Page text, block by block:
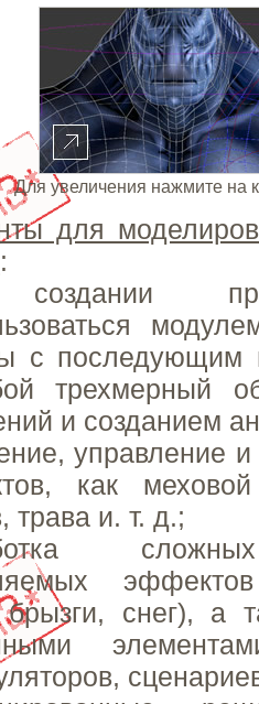
Для увеличения нажмите на
для
:
с последующим
трехмерный
и созданием
управление и
как
трава и. т. д.;
брызги, снег), а